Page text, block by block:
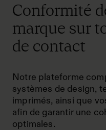
Conformité
marque sur
de contact
Notre plateforme
systèmes de design,
imprimés, ainsi que
afin de garantir une
optimales.